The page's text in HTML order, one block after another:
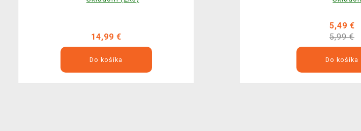
14,99 €
Do košíka
5,49 €
5,99 €
Do košíka